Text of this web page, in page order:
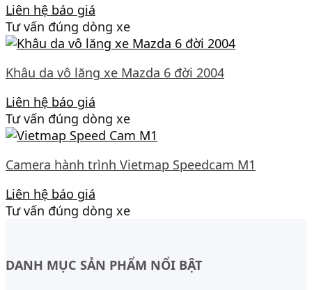
Liên hệ báo giá
Tư vấn đúng dòng xe
Khâu da vô lăng xe Mazda 6 đời 2004
Liên hệ báo giá
Tư vấn đúng dòng xe
Camera hành trình Vietmap Speedcam M1
Liên hệ báo giá
Tư vấn đúng dòng xe
DANH MỤC SẢN PHẨM NỔI BẬT